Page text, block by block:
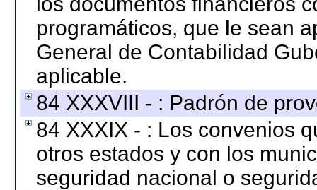
programáticos, que le sean
General de Contabilidad
aplicable.
84 XXXVIII - : Padrón de
84 XXXIX - : Los convenios
otros estados y con los
seguridad nacional o